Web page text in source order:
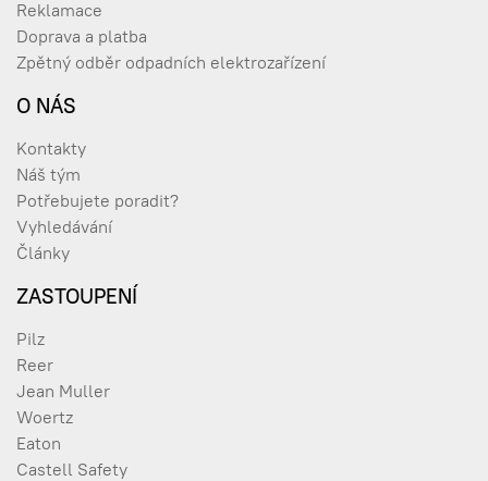
Reklamace
Doprava a platba
Zpětný odběr odpadních elektrozařízení
O NÁS
Kontakty
Náš tým
Potřebujete poradit?
Vyhledávání
Články
ZASTOUPENÍ
Pilz
Reer
Jean Muller
Woertz
Eaton
Castell Safety